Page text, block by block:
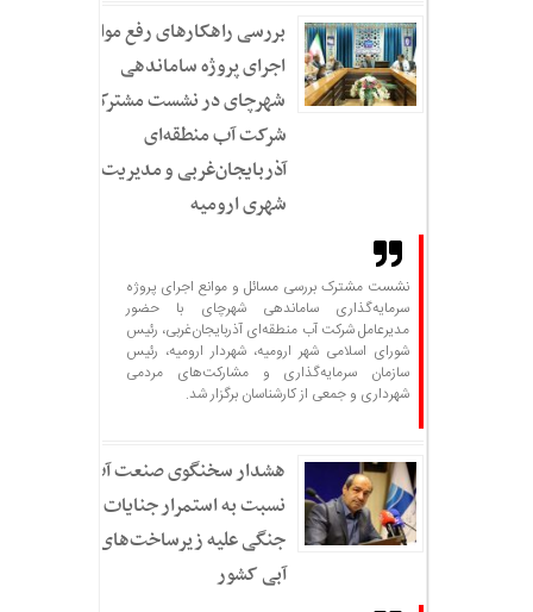
بررسی راهکارهای رفع موانع
اجرای پروژه ساماندهی
شهرچای در نشست مشترک
شرکت آب منطقه‌ای
آذربایجان‌غربی و مدیریت
شهری ارومیه
نشست مشترک بررسی مسائل و موانع اجرای پروژه
سرمایه‌گذاری ساماندهی شهرچای با حضور
مدیرعامل شرکت آب منطقه‌ای آذربایجان‌غربی، رئیس
شورای اسلامی شهر ارومیه، شهردار ارومیه، رئیس
سازمان سرمایه‌گذاری و مشارکت‌های مردمی
شهرداری و جمعی از کارشناسان برگزار شد.
هشدار سخنگوی صنعت آب
نسبت به استمرار جنایات
جنگی علیه زیرساخت‌های
آبی کشور